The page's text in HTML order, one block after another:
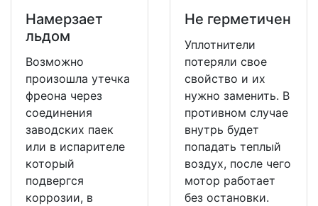
Намерзает
льдом
Возможно
произошла утечка
фреона через
соединения
заводских паек
или в испарителе
который
подвергся
коррозии, в
Не герметичен
Уплотнители
потеряли свое
свойство и их
нужно заменить. В
противном случае
внутрь будет
попадать теплый
воздух, после чего
мотор работает
без остановки.